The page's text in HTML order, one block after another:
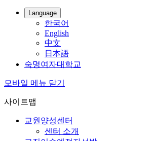
Language
한국어
English
中文
日本語
숙명여자대학교
모바일 메뉴 닫기
사이트맵
교원양성센터
센터 소개